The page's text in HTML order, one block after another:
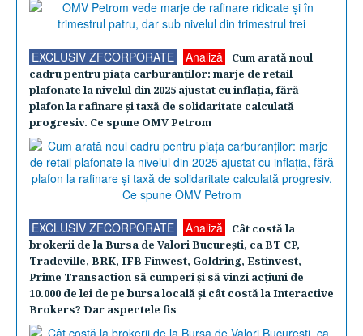
EXCLUSIV ZFCORPORATE Analiză
Cum arată noul
cadru pentru piaţa carburanţilor: marje de retail
plafonate la nivelul din 2025 ajustat cu inflaţia, fără
plafon la rafinare şi taxă de solidaritate calculată
progresiv. Ce spune OMV Petrom
EXCLUSIV ZFCORPORATE Analiză
Cât costă la
brokerii de la Bursa de Valori Bucureşti, ca BT CP,
Tradeville, BRK, IFB Finwest, Goldring, Estinvest,
Prime Transaction să cumperi şi să vinzi acţiuni de
10.000 de lei de pe bursa locală şi cât costă la Interactive
Brokers? Dar aspectele fis